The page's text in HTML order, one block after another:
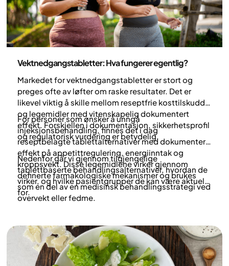
Vektnedgangstabletter: Hva fungerer egentlig?
Markedet for vektnedgangstabletter er stort og
preges ofte av løfter om raske resultater. Det er
likevel viktig å skille mellom reseptfrie kosttilskudd
og legemidler med vitenskapelig dokumentert
effekt. Forskjellen i dokumentasjon, sikkerhetsprofil
og regulatorisk vurdering er betydelig.
For personer som ønsker å unngå
injeksjonsbehandling, finnes det i dag
reseptbelagte tablettalternativer med dokumentert
effekt på appetittregulering, energiinntak og
kroppsvekt. Disse legemidlene virker gjennom
definerte farmakologiske mekanismer og brukes
som en del av en medisinsk behandlingsstrategi ved
overvekt eller fedme.
Nedenfor går vi gjennom tilgjengelige
tablettbaserte behandlingsalternativer, hvordan de
virker, og hvilke pasientgrupper de kan være aktuelle
for.